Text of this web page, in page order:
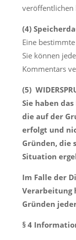
veröffentlichen
(4)
Eine
Sie können
Kommentars
(5)
Sie haben
die auf der
erfolgt und
Gründen, die
Situation
Im Falle der
Verarbeitung
Gründen
§ 4